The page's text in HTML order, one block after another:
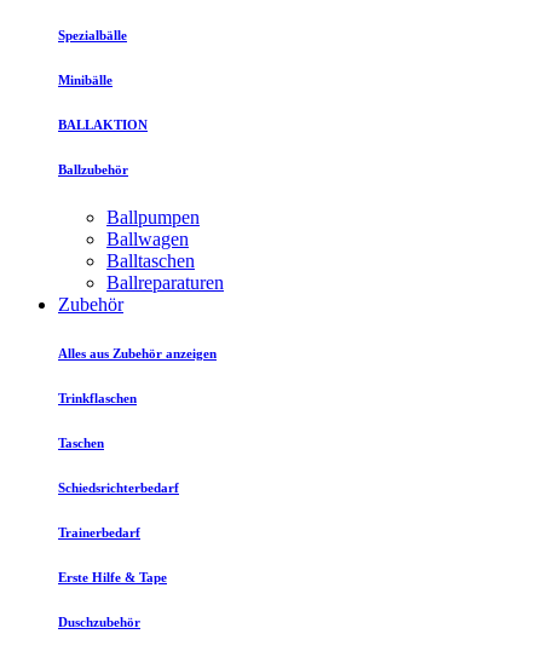
Spezialbälle
Minibälle
BALLAKTION
Ballzubehör
Ballpumpen
Ballwagen
Balltaschen
Ballreparaturen
Zubehör
Alles aus Zubehör anzeigen
Trinkflaschen
Taschen
Schiedsrichterbedarf
Trainerbedarf
Erste Hilfe & Tape
Duschzubehör